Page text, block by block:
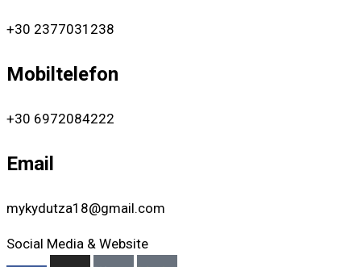
und
Bemühungen
Grundbedürfnisse
sich
Windmühle
+30 2377031238
Mobiltelefon
+30 6972084222
Email
mykydutza18@gmail.com
Social Media & Website